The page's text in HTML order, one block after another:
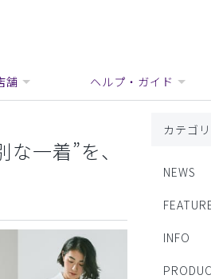
舗 ヘルプ・ガイド
一着”を、
カテゴリ
NEWS
INFO